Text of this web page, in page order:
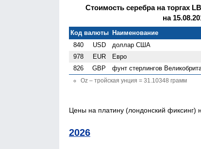
Стоимость серебра на торгах
на
Код валюты Наименование
840
USD доллар США
978 EUR Евро
826 GBP фунт стерлингов
Oz – тройская унция = 31.10348 грамм
Цены на платину (лондонский фиксинг)
2026